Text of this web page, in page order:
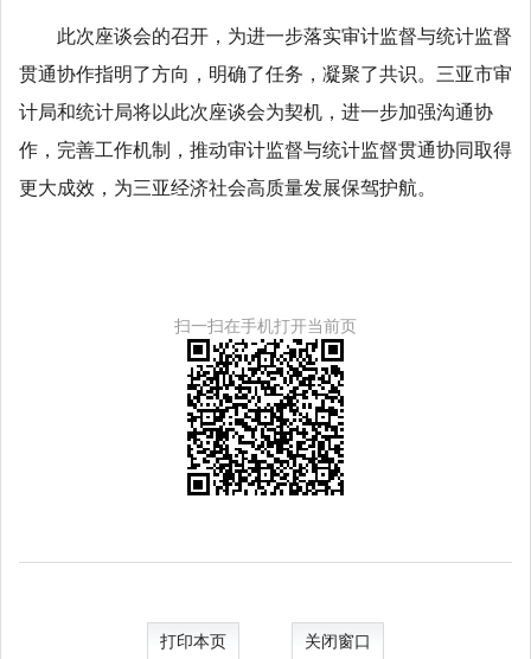
此次座谈会的召开，为进一步落实审计监督与统计监督
贯通协作指明了方向，明确了任务，凝聚了共识。三亚市审
计局和统计局将以此次座谈会为契机，进一步加强沟通协
作，完善工作机制，推动审计监督与统计监督贯通协同取得
更大成效，为三亚经济社会高质量发展保驾护航。
扫一扫在手机打开当前页
打印本页 关闭窗口